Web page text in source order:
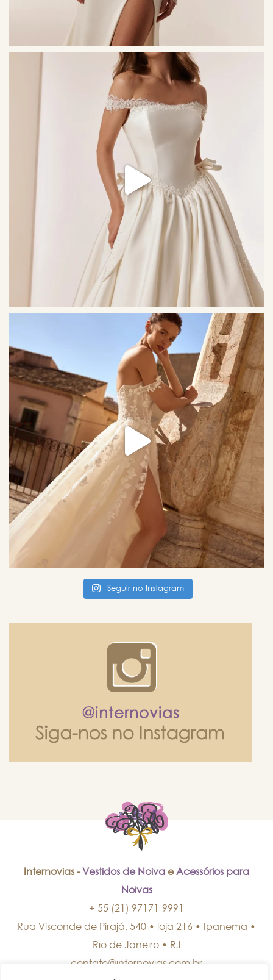
Seguir no Instagram
Internovias - Vestidos de Noiva e Acessórios para
Noivas
+ 55 (21) 97171-9991
Rua Visconde de Pirajá, 540 • loja 216 • Ipanema •
Rio de Janeiro• RJ
contato@internovias.com.br